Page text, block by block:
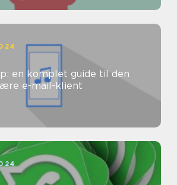
en komplet guide til den
e-mail-klient